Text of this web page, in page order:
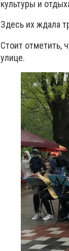
культуры и
Здесь их ждала
Стоит отметить,
улице.